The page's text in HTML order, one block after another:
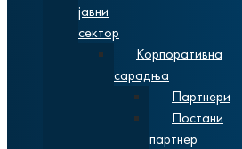
јавни
сектор
Корпоративна
сарадња
Партнери
Постани
партнер